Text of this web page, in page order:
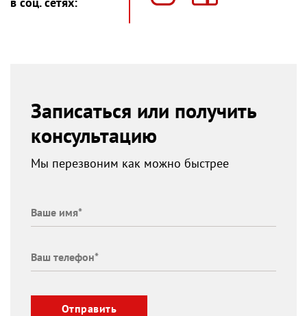
Записаться или получить
консультацию
Мы перезвоним как можно быстрее
Отправить